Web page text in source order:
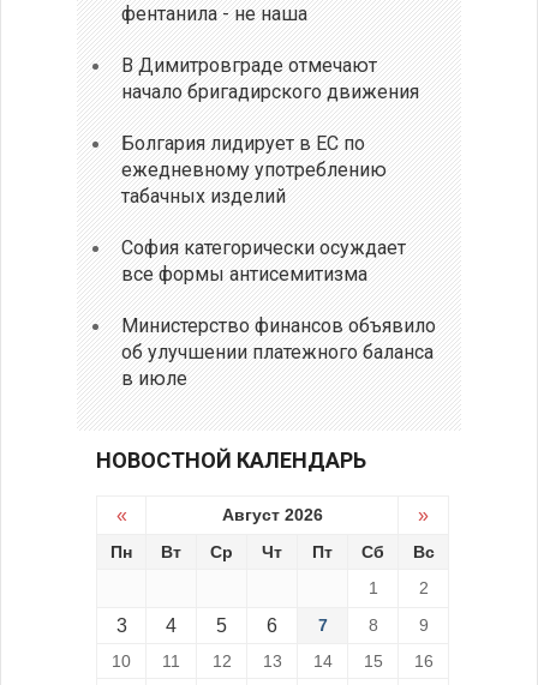
фентанила - не наша
В Димитровграде отмечают
начало бригадирского движения
Болгария лидирует в ЕС по
ежедневному употреблению
табачных изделий
София категорически осуждает
все формы антисемитизма
Министерство финансов объявило
об улучшении платежного баланса
в июле
НОВОСТНОЙ КАЛЕНДАРЬ
« Август 2026 »
Пн Вт Ср Чт Пт Сб
Вс
1
2
3 4 5 6 7 8
9
10
11 12 13 14 15 16